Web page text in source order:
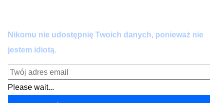
Nikomu nie udostępnię Twoich danych, ponieważ nie
jestem idiotą.
Please wait...